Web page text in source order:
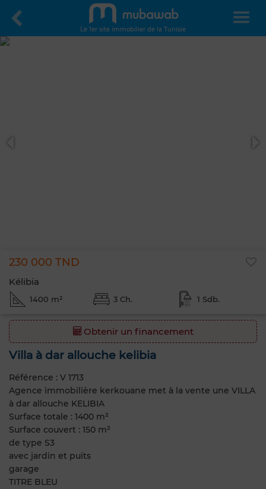
Le 1er site immobilier de la Tunisie
230 000 TND
Kélibia
1400 m² 3 Ch. 1 Sdb.
Obtenir un financement
Villa à dar allouche kelibia
Référence : V 1713
Agence immobilière kerkouane met à la vente une VILLA
à dar allouche KELIBIA
Surface totale : 1400 m²
Surface couvert : 150 m²
de type S3
avec jardin et puits
garage
TITRE BLEU